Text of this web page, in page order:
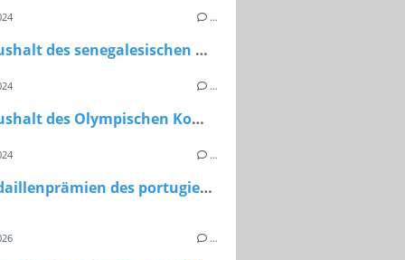
…
Der Haushalt des senegalesischen Olympischen Komitees.
…
Der Haushalt des Olympischen Komitees der Vereinigten Staaten.
…
Die Medaillenprämien des portugiesischen Olympischen Komitees für Paris 2024
…